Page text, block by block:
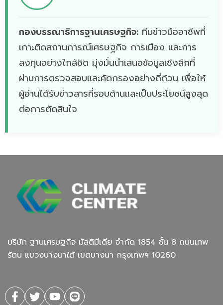
กองบรรณาธิการฐานเศรษฐกิจ: ทีมข่าวมืออาชีพที่
เกาะติดสถานการณ์เศรษฐกิจ การเมือง และการ
ลงทุนอย่างใกล้ชิด มุ่งมั่นนำเสนอข้อมูลเชิงลึกที่
ผ่านการตรวจสอบและคัดกรองอย่างถี่ถ้วน เพื่อให้
ผู้อ่านได้รับข่าวสารที่รอบด้านและเป็นประโยชน์สูงสุด
ต่อการตัดสินใจ
บริษัท ฐานเศรษฐกิจ มัลติมีเดีย จํากัด 1854 ชั้น 8 ถนนเทพ
รัตน แขวงบางนาใต้ เขตบางนา กรุงเทพฯ 10260